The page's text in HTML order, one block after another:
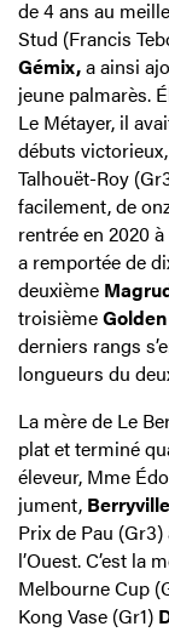
de 4 ans au
Stud (Francis
Gémix,a ainsi
jeune palmarès.
Le Métayer, il
débuts
Talhouët-Roy
facilement, de
rentrée en 2020
a remportée de
deuxième
troisième
derniers rangs
longueurs du
La mère de Le
plat et terminé
éleveur, Mme
jument, Berryville
Prix de Pau
l’Ouest. C’est la
Melbourne Cup
Kong Vase (Gr1)